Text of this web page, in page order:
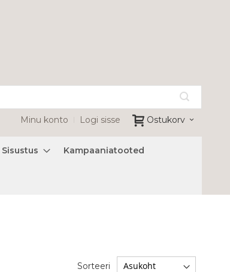
Ostukorv
Minu konto Logi sisse
Sisustus Kampaaniatooted
Sorteeri